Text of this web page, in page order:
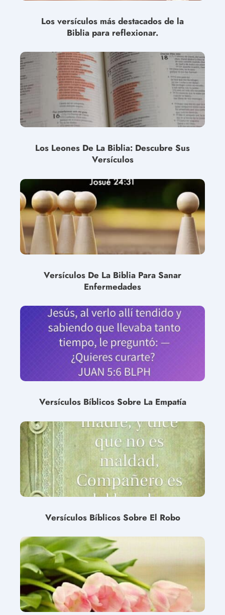
Los versículos más destacados de la
Biblia para reflexionar.
Los Leones De La Biblia: Descubre Sus
Versículos
Versículos De La Biblia Para Sanar
Enfermedades
Versículos Bíblicos Sobre La Empatía
Versículos Bíblicos Sobre El Robo